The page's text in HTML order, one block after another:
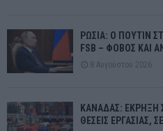
ΡΩΣΙΑ: Ο ΠΟΥΤΙΝ
FSB – ΦΟΒΟΣ ΚΑΙ
8 Αυγούστου 2026
ΚΑΝΑΔΑΣ: ΕΚΡΗΞΗ
ΘΕΣΕΙΣ ΕΡΓΑΣΙΑΣ,